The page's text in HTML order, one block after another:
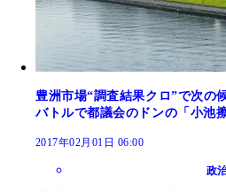
豊洲市場“調査結果クロ”で次の
バトルで都議会のドンの「小池
2017年02月01日 06:00
政